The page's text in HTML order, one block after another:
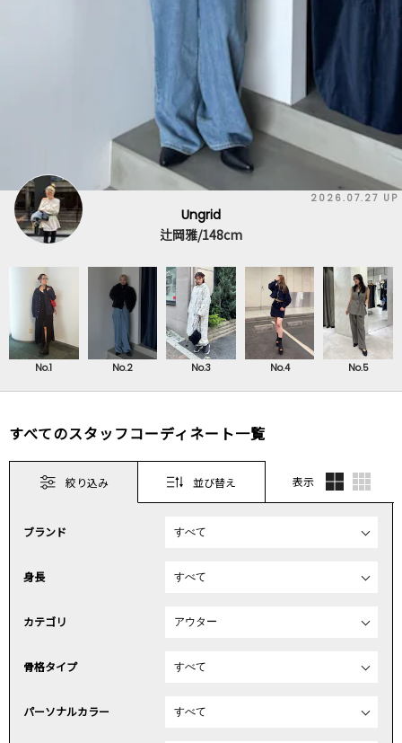
2026.07.27 UP
Ungrid
辻岡雅/148cm
No.1 No.2 No.3 No.4 No.5
すべてのスタッフコーディネート一覧
絞り込み 並び替え 表示
ブランド
身長
カテゴリ
骨格タイプ
パーソナルカラー